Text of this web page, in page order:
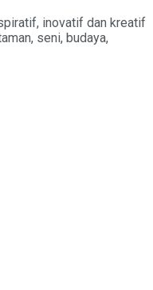
inovatif dan kreatif
seni, budaya,